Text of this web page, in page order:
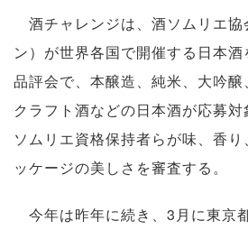
酒チャレンジは、酒ソムリエ協
ン）が世界各国で開催する日本
品評会で、本醸造、純米、大吟醸
クラフト酒などの日本酒が応募
ソムリエ資格保持者らが味、香
ッケージの美しさを審査する。
今年は昨年に続き、3月に東京